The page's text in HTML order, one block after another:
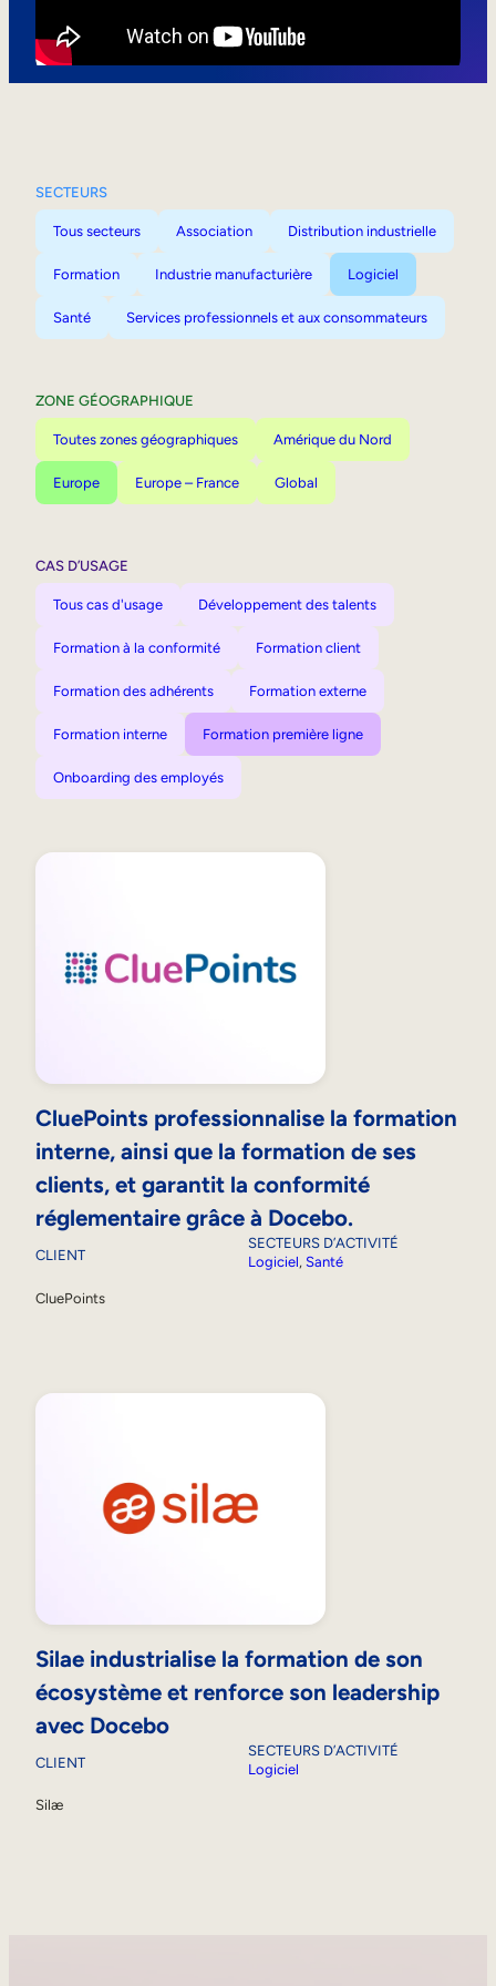
SECTEURS
Tous secteurs Association Distribution industrielle
Formation Industrie manufacturière Logiciel
Santé Services professionnels et aux consommateurs
ZONE GÉOGRAPHIQUE
Toutes zones géographiques Amérique du Nord
Europe Europe – France Global
CAS D’USAGE
Tous cas d'usage Développement des talents
Formation à la conformité Formation client
Formation des adhérents Formation externe
Formation interne Formation première ligne
Onboarding des employés
CluePoints professionnalise la formation
interne, ainsi que la formation de ses
clients, et garantit la conformité
réglementaire grâce à Docebo.
CLIENT
CluePoints
SECTEURS D’ACTIVITÉ
Logiciel, Santé
Silae industrialise la formation de son
écosystème et renforce son leadership
avec Docebo
CLIENT
Silæ
SECTEURS D’ACTIVITÉ
Logiciel